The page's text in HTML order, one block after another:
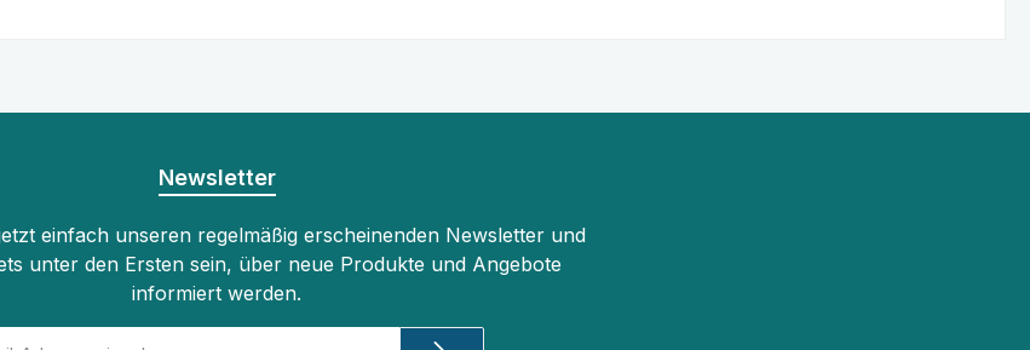
Newsletter
einfach unseren regelmäßig erscheinenden Newsletter und
unter den Ersten sein, über neue Produkte und Angebote
informiert werden.